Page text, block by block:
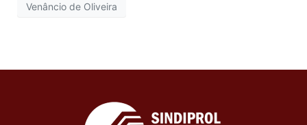
Venâncio de Oliveira